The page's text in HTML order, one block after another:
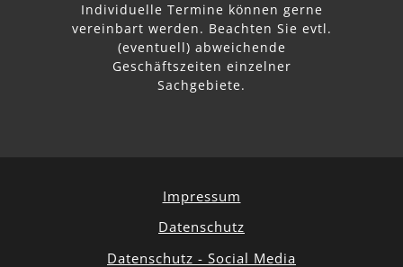
Individuelle Termine können gerne
vereinbart werden. Beachten Sie evtl.
abweichende
Geschäftszeiten einzelner
Sachgebiete.
Impressum
Datenschutz
Datenschutz - Social Media